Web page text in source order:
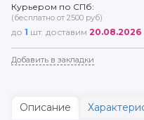
Курьером по СПб:
(бесплатно от 2500 руб)
до 1 шт. доставим 20.08.2026
Добавить в закладки
Описание